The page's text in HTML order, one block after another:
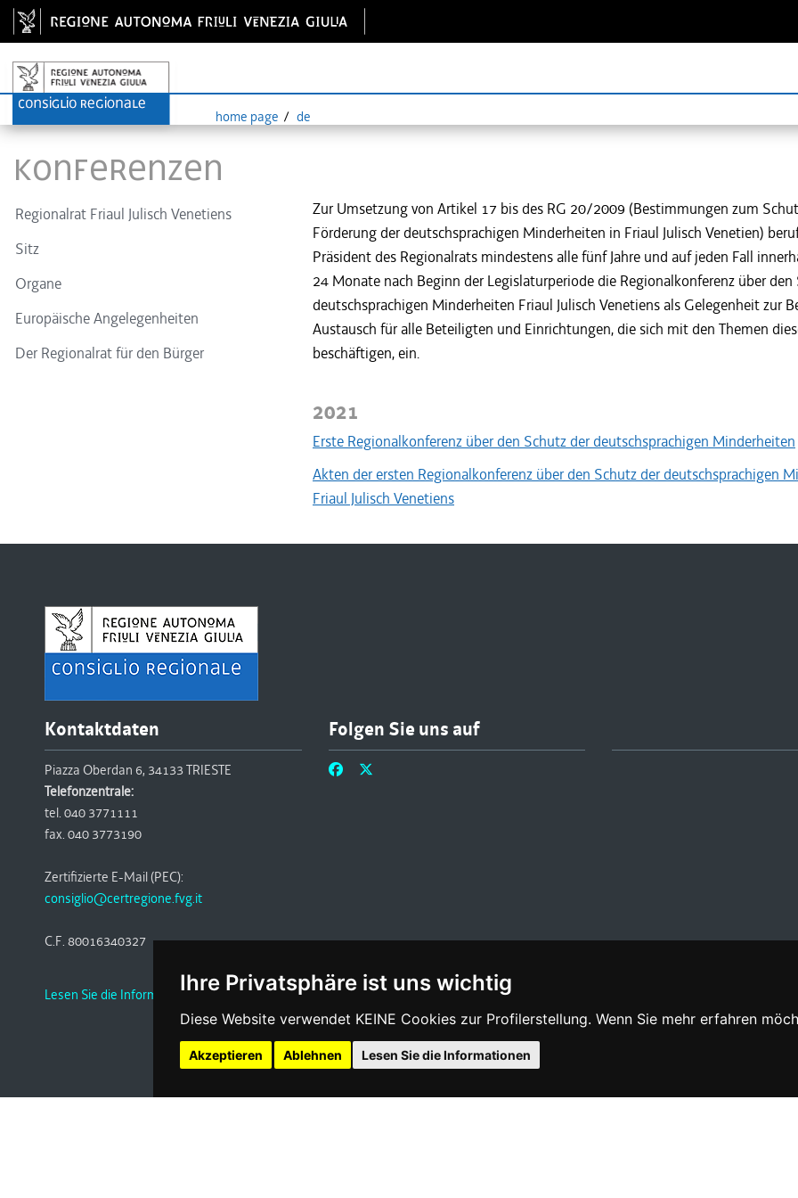
Ihre Privatsphäre ist uns wichtig
Diese Website verwendet KEINE Cookies zur Profilerstellung. Wenn Sie mehr erfahren
Akzeptieren Ablehnen Lesen Sie die Informationen
home page de
Konferenzen
Zur Umsetzung von Artikel 17 bis des RG 20/2009 (Bestimmungen zum
Förderung der deutschsprachigen Minderheiten in Friaul Julisch Venetien)
Präsident des Regionalrats mindestens alle fünf Jahre und auf jeden Fall
24 Monate nach Beginn der Legislaturperiode die Regionalkonferenz über den
deutschsprachigen Minderheiten Friaul Julisch Venetiens als Gelegenheit zur
Austausch für alle Beteiligten und Einrichtungen, die sich mit den Themen
beschäftigen, ein.
2021
Erste Regionalkonferenz über den Schutz der deutschsprachigen Minderheiten
Akten der ersten Regionalkonferenz über den Schutz der deutschsprachigen
Friaul Julisch Venetiens
Regionalrat Friaul Julisch Venetiens
Sitz
Organe
Europäische Angelegenheiten
Der Regionalrat für den Bürger
Kontaktdaten
Piazza Oberdan 6, 34133 TRIESTE
Telefonzentrale:
tel. 040 3771111
fax. 040 3773190
Zertifizierte E-Mail (PEC):
consiglio@certregione.fvg.it
C.F. 80016340327
Folgen Sie uns auf
Lesen Sie die Informationen